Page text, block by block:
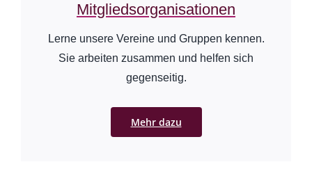
Mitgliedsorganisationen
Lerne unsere Vereine und Gruppen kennen.
Sie arbeiten zusammen und helfen sich
gegenseitig.
Mehr dazu